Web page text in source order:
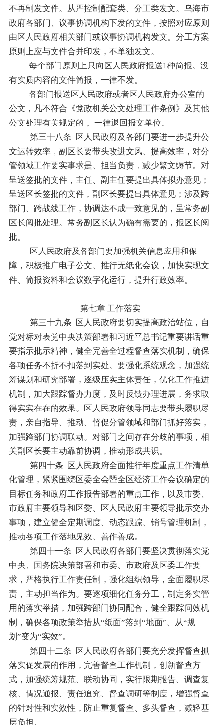
不再制发文件。从严控制配套类、分工类发文。乌海市
政府各部门、议事协调机构下发的文件，按照对应原则
由区人民政府相关部门或议事协调机构发文。分工方案
原则上应与文件合并印发，不单独发文。
每个部门原则上只向区人民政府报送1种简报。没
有实质内容的文件简报，一律不发。
各部门报送区人民政府或者区人民政府办公室的
公文，凡不符合《党政机关公文处理工作条例》及其他
公文处理有关规定的， 一律退回报文单位。
第三十八条
区人民政府及各部门要进一步提升公
文运转效率，副区长要带头改进文风、提高效率，对分
管领域工作要实事求是、担当负责，减少繁文缛节。对
呈送签批的文件，主任、副主任要提出具体拟办意见；
呈送区长签批的文件，副区长要提出具体意见；涉及跨
部门、跨战线工作，协调达不成一致意见的， 呈常务副
区长阅批处理。常务副区长认为确有需要的，报区长阅
批。
区人民政府及各部门要加强机关信息应用和保
障，积极推广电子公文、推行无纸化会议，加快实现文
件、简报资料和会议数字化运行，提升行政效率。
第七章 工作落实
第三十九条
区人民政府要切实提高政治站位，自
觉对标对表党中央决策部署和习近平总书记重要讲话重
要指示批示精神，健全完善全过程督查落实机制，确保
各项任务不折不扣落到实处。要强化系统观念，加强统
筹谋划和研究部署，逐级压实主体责任，优化工作推进
机制，加大跟踪督办力度，及时反馈办理进展，务求取
得实实在在的效果。
区人民政府领导同志要带头履职尽
责，亲自指导、推动、督促分管领域和部门抓好落实，
加强跨部门协调联动。对部门之间存在分歧的事项，相
关副区长要主动靠前协调，推动形成共识。
第四十条
区人民政府全面推行年度重点工作清单
化管理，紧紧围绕区委全会暨全区经济工作会议确定的
目标任务和政府工作报告部署的重点工作，以及市委、
市政府主要领导和区委、
区人民政府主要领导批示交办
事项，建立健全定期调度、动态跟踪、销号管理机制，
推动各项工作落地见效、善作善成。
第四十一条
区人民政府各部门要坚决贯彻落实党
中央、国务院决策部署和市委、市政府及区委工作要
求，严格执行工作责任制，强化组织领导，全面履职尽
责，主动担当作为。要逐项细化任务分工，制定务实管
用的落实举措，加强跨部门协同配合，健全跟踪问效机
制，确保各项政策举措从“纸面”落到 “地面”、从“规
划 ”变为“实效”。
第四十二条
区人民政府各部门要充分发挥督查抓
落实促发展的作用，完善督查工作机制，创新督查方
式，加强统筹规范、联动协同，实行限期报告、调查复
核、情况通报、责任追究、督查调研等制度，增强督查
的针对性和实效性，防止重复督查、多头督查，减轻基
层负担。